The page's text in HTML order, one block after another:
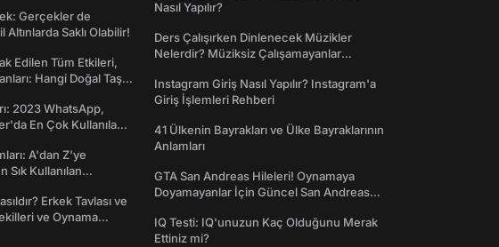
Gerçekler de
Saklı Olabilir!
Edilen Tüm Etkileri,
Hangi Doğal Taş
2023 WhatsApp,
En Çok Kullanılan
A'dan Z'ye
Sık Kullanılan
Erkek Tavlası ve
ve Oynama
Nasıl Yapılır?
Ders Çalışırken Dinlenecek Müzikler
Nelerdir? Müziksiz Çalışamayanlar
Instagram Giriş Nasıl Yapılır? Instagram'a
Giriş İşlemleri Rehberi
41 Ülkenin Bayrakları ve Ülke Bayraklarının
Anlamları
GTA San Andreas Hileleri! Oynamaya
Doyamayanlar İçin Güncel San Andreas
IQ Testi: IQ'unuzun Kaç Olduğunu Merak
Ettiniz mi?